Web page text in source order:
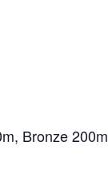
Bronze 200m